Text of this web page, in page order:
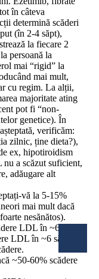
în câteva
determină scăderi
(în 2-4 săpt),
la fiecare 2
persoană la
mai “rigid” la
mai mult,
cu regim. La alții,
majoritate ating
pot fi “non-
genetice). În
verificăm:
zilnic, ține dieta?),
ex, hipotiroidism
a scăzut suficient,
adăugare alt
vă la 5-15%
mai mult dacă
nesănătos).
LDL în ~6 săpt.
LDL în ~6 săpt.
~50-60% scădere